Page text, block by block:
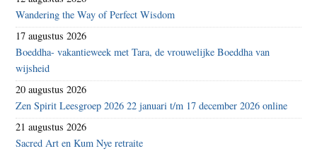
Wandering the Way of Perfect Wisdom
17 augustus 2026
Boeddha- vakantieweek met Tara, de vrouwelijke Boeddha van
wijsheid
20 augustus 2026
Zen Spirit Leesgroep 2026 22 januari t/m 17 december 2026 online
21 augustus 2026
Sacred Art en Kum Nye retraite